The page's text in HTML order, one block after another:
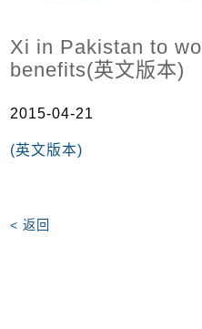
Xi in Pakistan to
benefits(英文版本)
2015-04-21
(英文版本)
< 返回